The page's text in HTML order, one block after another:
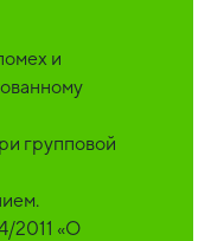
и
групповой
2011 «О